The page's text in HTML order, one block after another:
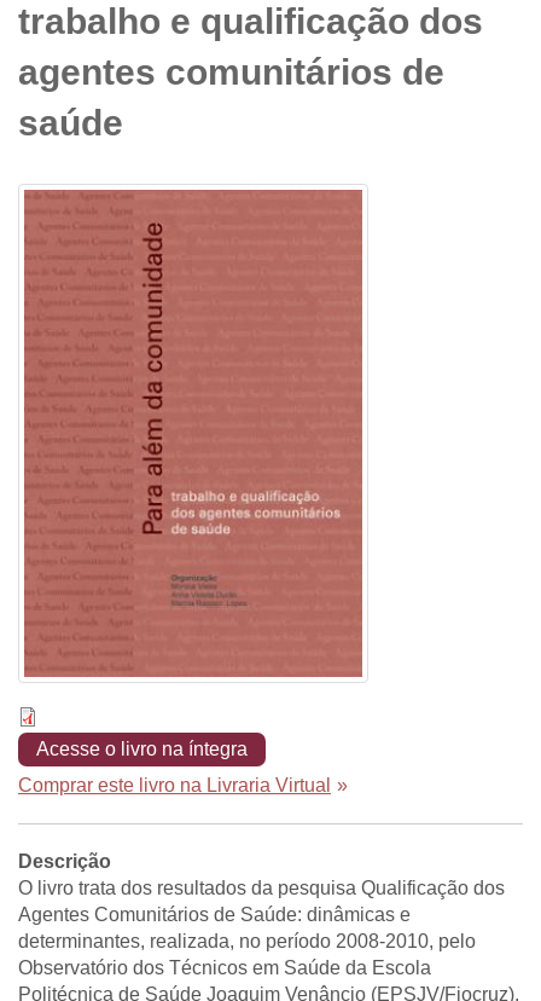
trabalho e qualificação dos
agentes comunitários de
saúde
Acesse o livro na íntegra
Comprar este livro na Livraria Virtual »
Descrição
O livro trata dos resultados da pesquisa Qualificação dos
Agentes Comunitários de Saúde: dinâmicas e
determinantes, realizada, no período 2008-2010, pelo
Observatório dos Técnicos em Saúde da Escola
Politécnica de Saúde Joaquim Venâncio (EPSJV/Fiocruz).